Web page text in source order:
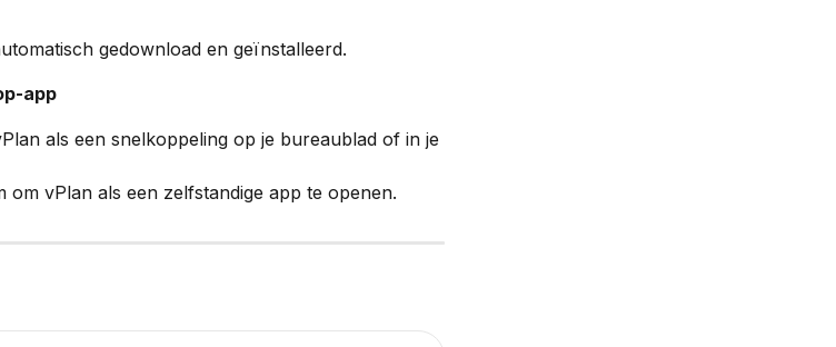
gedownload en geïnstalleerd.
app
als een snelkoppeling op je bureaublad of in je
om vPlan als een zelfstandige app te openen.